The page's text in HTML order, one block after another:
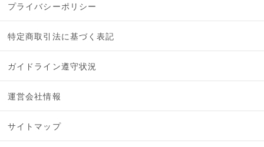
プライバシーポリシー
特定商取引法に基づく表記
ガイドライン遵守状況
運営会社情報
サイトマップ